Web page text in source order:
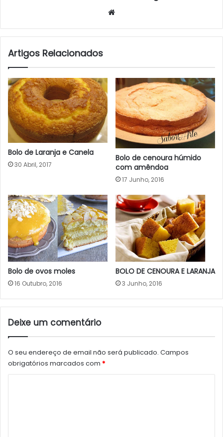
Artigos Relacionados
Bolo de Laranja e Canela
30 Abril, 2017
Bolo de cenoura húmido
com amêndoa
17 Junho, 2016
Bolo de ovos moles
16 Outubro, 2016
BOLO DE CENOURA E LARANJA
3 Junho, 2016
Deixe um comentário
O seu endereço de email não será publicado. Campos
obrigatórios marcados com *